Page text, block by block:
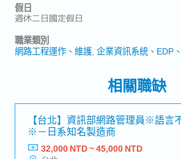
假日
週休二日國定假日
職業類別
網路工程運作、維護 企業資訊系統、EDP
相關職缺
【台北】資訊部網路管理員※語言
※－日系知名製造商
32,000 NTD ~ 45,000 NTD